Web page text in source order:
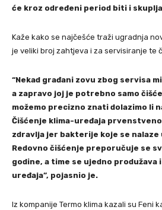
će kroz određeni period biti i
Kaže kako se najčešće traži ugradnja
je veliki broj zahtjeva i za servisiranje te
“Nekad građani zovu zbog servisa
a zapravo joj je potrebno samo
možemo precizno znati dolazimo li
Čišćenje klima-uređaja
zdravlja jer bakterije koje se nalaze
Redovno čišćenje preporučuje se
godine, a time se ujedno produžava
uređaja”, pojasnio je.
Iz kompanije Termo klima kazali su Feni